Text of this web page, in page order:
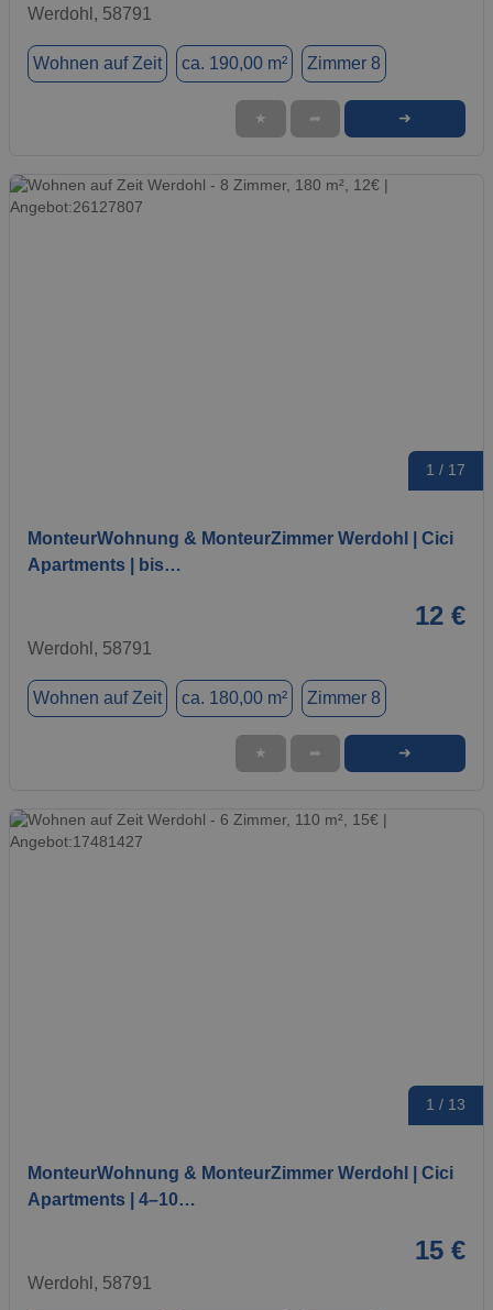
Werdohl, 58791
Wohnen auf Zeit ca. 190,00 m² Zimmer 8
★ ➦ ➜
1 / 17
MonteurWohnung & MonteurZimmer Werdohl | Cici
Apartments | bis…
12 €
Werdohl, 58791
Wohnen auf Zeit ca. 180,00 m² Zimmer 8
★ ➦ ➜
1 / 13
MonteurWohnung & MonteurZimmer Werdohl | Cici
Apartments | 4–10…
15 €
Werdohl, 58791